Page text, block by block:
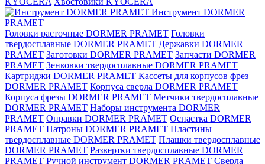
Инструмент DORMER
PRAMET
Головки расточные DORMER PRAMET Головки
твердосплавные DORMER PRAMET Державки DORMER
PRAMET Заготовки DORMER PRAMET Запчасти DORMER
PRAMET Зенковки твердосплавные DORMER PRAMET
Картриджи DORMER PRAMET Кассеты для корпусов фрез
DORMER PRAMET Корпуса сверла DORMER PRAMET
Корпуса фрезы DORMER PRAMET Метчики твердосплавные
DORMER PRAMET Наборы инструмента DORMER
PRAMET Оправки DORMER PRAMET Оснастка DORMER
PRAMET Патроны DORMER PRAMET Пластины
твердосплавные DORMER PRAMET Плашки твердосплавные
DORMER PRAMET Развертки твердосплавные DORMER
PRAMET Ручной инструмент DORMER PRAMET Сверла